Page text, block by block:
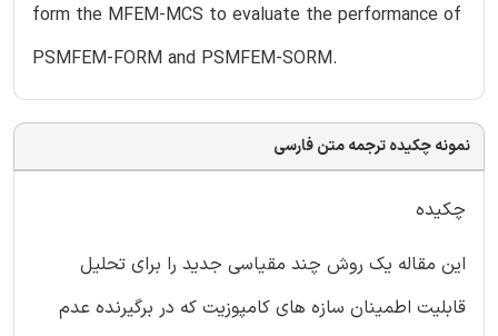
form the MFEM-MCS to evaluate the performance of
PSMFEM-FORM and PSMFEM-SORM.
نمونه چکیده ترجمه متن فارسی
چکیده
این مقاله یک روش چند مقیاسی جدید را برای تحلیل
قابلیت اطمینان سازه های کامپوزیت که در برگیرنده عدم